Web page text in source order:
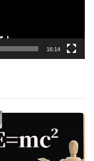
16:14